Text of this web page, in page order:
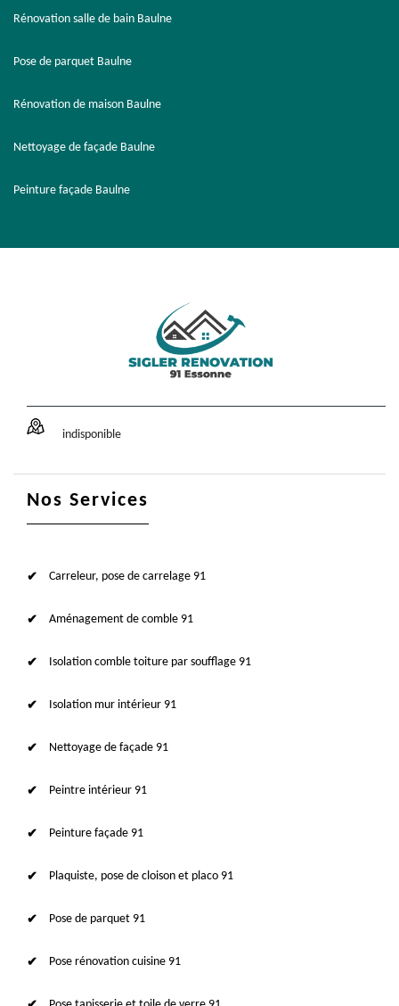
Rénovation salle de bain Baulne
Pose de parquet Baulne
Rénovation de maison Baulne
Nettoyage de façade Baulne
Peinture façade Baulne
indisponible
Nos Services
Carreleur, pose de carrelage 91
Aménagement de comble 91
Isolation comble toiture par soufflage 91
Isolation mur intérieur 91
Nettoyage de façade 91
Peintre intérieur 91
Peinture façade 91
Plaquiste, pose de cloison et placo 91
Pose de parquet 91
Pose rénovation cuisine 91